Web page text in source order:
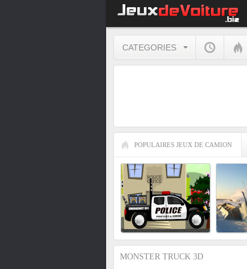
CATEGORIES
POPULAIRES JEUX DE CAMION
MONSTER TRUCK 3D